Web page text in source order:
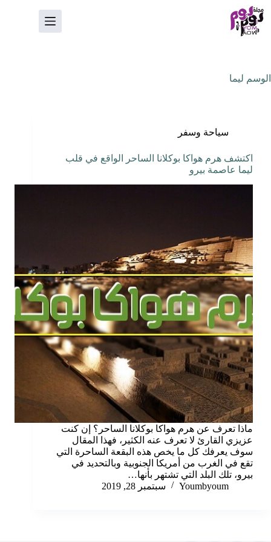
التجاوز
إلى
المحتوى
الوسم ليما
سياحة وسفر
اكتشف هرم هواكا بوكلانا الساحر الواقع في قلب
ليما عاصمة بيرو
ماذا تعرف عن هرم هواكا بوكلانا الساحر؟ إن كنت
عزيزي القارئ لا تعرف عنه الكثير، فهذا المقال
سوف يعرفك كل ما يخص هذه البقعة الساحرة التي
تقع في الغرب من أمريكا الجنوبية وبالتحديد في
بيرو، تلك البلد التي تشتهر بأنها…
Youmbyoum
سبتمبر 28, 2019